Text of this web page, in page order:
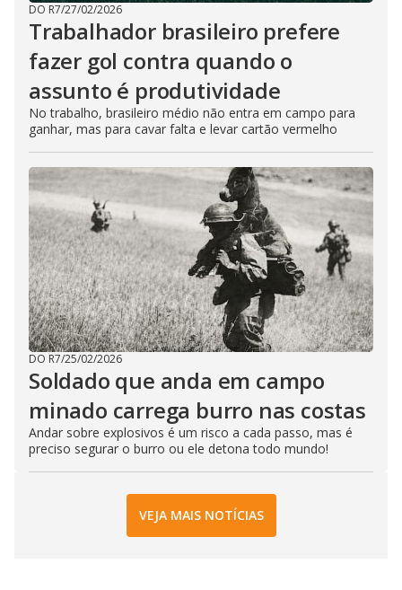
DO R7/27/02/2026
Trabalhador brasileiro prefere
fazer gol contra quando o
assunto é produtividade
No trabalho, brasileiro médio não entra em campo para
ganhar, mas para cavar falta e levar cartão vermelho
DO R7/25/02/2026
Soldado que anda em campo
minado carrega burro nas costas
Andar sobre explosivos é um risco a cada passo, mas é
preciso segurar o burro ou ele detona todo mundo!
VEJA MAIS NOTÍCIAS